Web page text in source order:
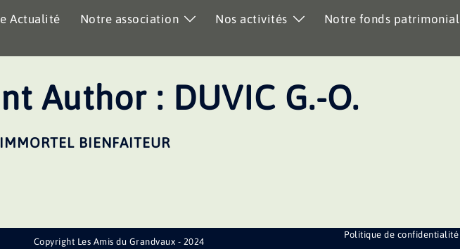
Actualité Notre association Nos activités Notre fonds patrimonial
Author : DUVIC G.-O.
BIENFAITEUR
Copyright Les Amis du Grandvaux - 2024
Politique de confidentialité